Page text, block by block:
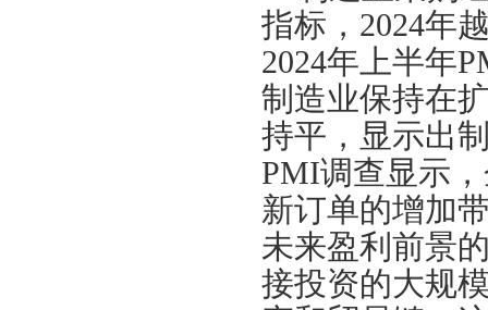
指标，2024年
2024年上半年
制造业保持在
持平，显示出
PMI调查显示
新订单的增加
未来盈利前景
接投资的大规